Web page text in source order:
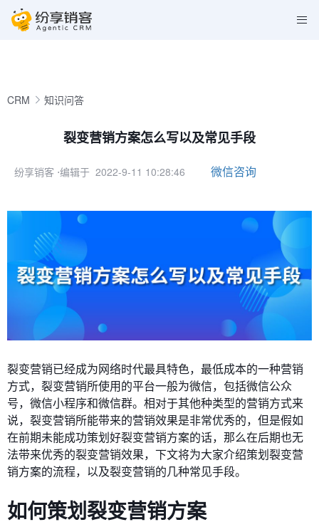
CRM 知识问答
裂变营销方案怎么写以及常见手段
纷享销客 ⋅编辑于 2022-9-11 10:28:46 微信咨询
裂变营销已经成为网络时代最具特色，最低成本的一种营销
方式，裂变营销所使用的平台一般为微信，包括微信公众
号，微信小程序和微信群。相对于其他种类型的营销方式来
说，裂变营销所能带来的营销效果是非常优秀的，但是假如
在前期未能成功策划好裂变营销方案的话，那么在后期也无
法带来优秀的裂变营销效果，下文将为大家介绍策划裂变营
销方案的流程，以及裂变营销的几种常见手段。
如何策划裂变营销方案